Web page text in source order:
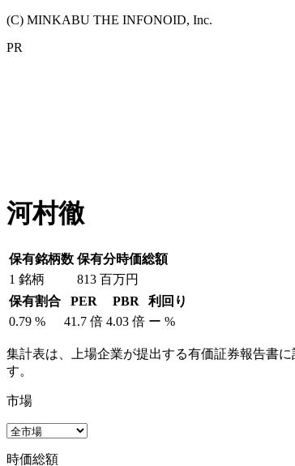
(C) MINKABU THE INFONOID, Inc.
PR
河村徹
保有銘柄数 保有分時価総額
1 銘柄 813 百万円
保有割合
PER PBR
利回り
0.79 % 41.7 倍 4.03 倍 ー %
集計表は、上場企業が提出する有価証券報告書
す。
市場
時価総額